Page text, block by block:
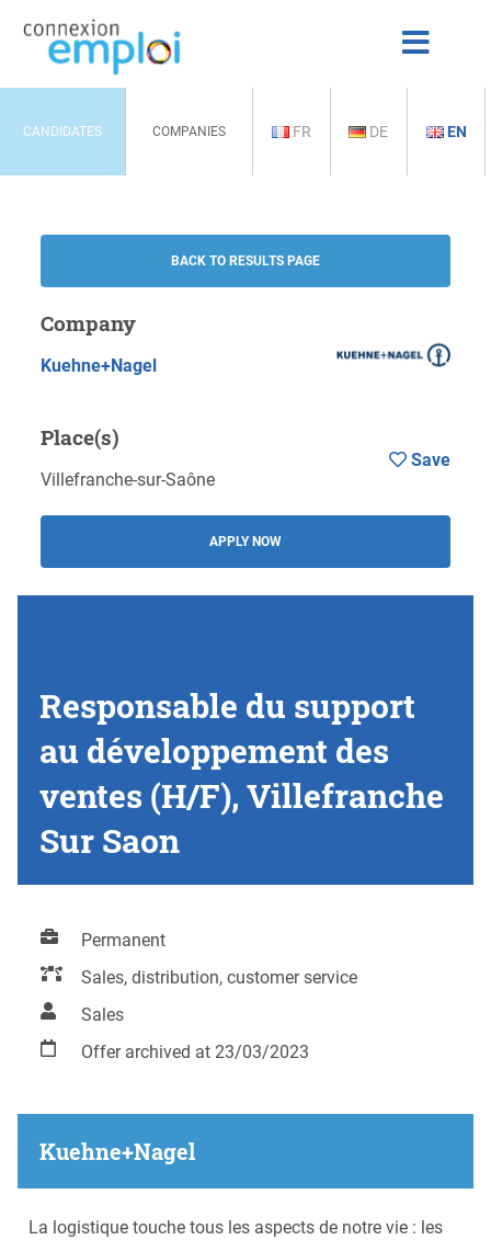
CANDIDATES COMPANIES FR DE EN
BACK TO RESULTS PAGE
Company
Kuehne+Nagel
Place(s)
Villefranche-sur-Saône
APPLY NOW
Save
Responsable du support
au développement des
ventes (H/F), Villefranche
Sur Saon
Permanent
Sales, distribution, customer service
Sales
Offer archived at 23/03/2023
Kuehne+Nagel
La logistique touche tous les aspects de notre vie : les